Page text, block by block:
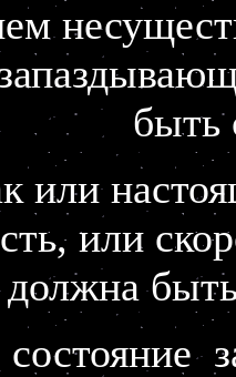
быть
или
или
должна